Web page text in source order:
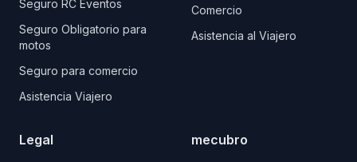
Seguro RC Eventos
Seguro Obligatorio para
motos
Seguro para comercio
Asistencia Viajero
Comercio
Asistencia al Viajero
Legal mecubro